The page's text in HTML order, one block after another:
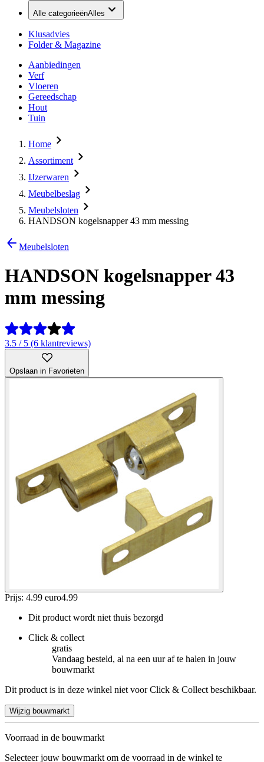
Alle categorieënAlles
Klusadvies
Folder & Magazine
Aanbiedingen
Verf
Vloeren
Gereedschap
Hout
Tuin
Home
Assortiment
IJzerwaren
Meubelbeslag
Meubelsloten
HANDSON kogelsnapper 43 mm messing
Meubelsloten
HANDSON kogelsnapper 43
mm messing
3.5 / 5 (6 klantreviews)
Opslaan in Favorieten
Prijs: 4.99 euro4.99
Dit product wordt niet thuis bezorgd
Click & collect
gratis
Vandaag besteld, al na een uur af te halen in jouw
bouwmarkt
Dit product is in deze winkel niet voor Click & Collect beschikbaar.
Wijzig bouwmarkt
Voorraad in de bouwmarkt
Selecteer jouw bouwmarkt om de voorraad in de winkel te